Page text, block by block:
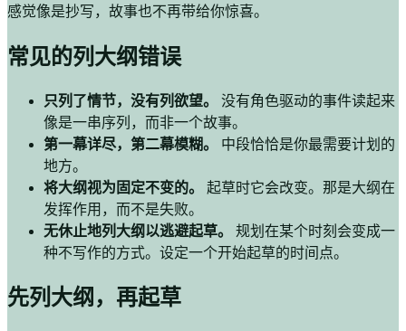
感觉像是抄写，故事也不再带给你惊喜。
常见的列大纲错误
只列了情节，没有列欲望。
没有角色驱动的事件读起来
像是一串序列，而非一个故事。
第一幕详尽，第二幕模糊。
中段恰恰是你最需要计划的
地方。
将大纲视为固定不变的。
起草时它会改变。那是大纲在
发挥作用，而不是失败。
无休止地列大纲以逃避起草。
规划在某个时刻会变成一
种不写作的方式。设定一个开始起草的时间点。
先列大纲，再起草